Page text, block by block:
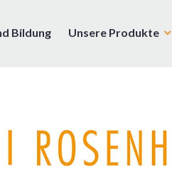
Bildung Unsere Produkte